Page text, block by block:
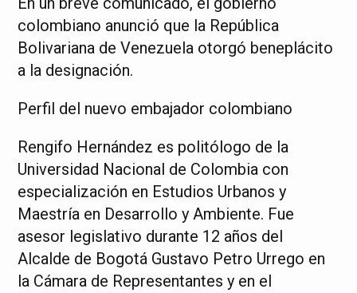
colombiano anunció que la República
Bolivariana de Venezuela otorgó beneplácito
a la designación.
Perfil del nuevo embajador colombiano
Rengifo Hernández es politólogo de la
Universidad Nacional de Colombia con
especialización en Estudios Urbanos y
Maestría en Desarrollo y Ambiente. Fue
asesor legislativo durante 12 años del
Alcalde de Bogotá Gustavo Petro Urrego en
la Cámara de Representantes y en el